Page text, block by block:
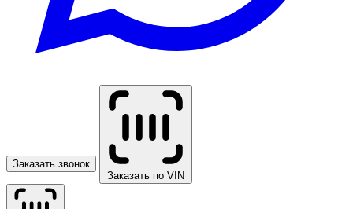
Заказать звонок
Заказать по VIN